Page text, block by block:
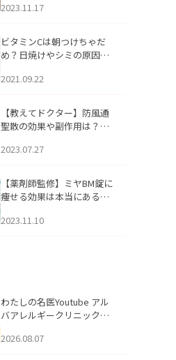
アについて
2023.11.17
ビタミンCは朝つけちゃだ
め？日焼けやシミの原因に
2021.09.22
【教えてドクター】防風通
聖散の効果や副作用は？長
2023.07.27
【薬剤師監修】ミヤBM錠に
痩せる効果は本当にある
2023.11.10
わたしの名医Youtube アル
バアレルギークリニック札
らない理由｜繰り返す人が
2026.08.07